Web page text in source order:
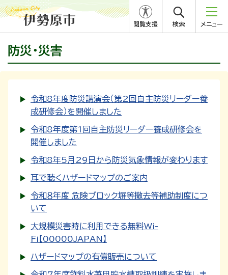
閲覧支援 検索 メニュー
防災・災害
令和8年度防災講演会（第2回自主防災リーダー養
成研修会）を開催しました
令和8年度第1回自主防災リーダー養成研修会を
開催しました
令和8年5月29日から防災気象情報が変わります
耳で聴くハザードマップのご案内
令和８年度 危険ブロック塀等撤去等補助制度につ
いて
大規模災害時に利用できる無料Wi-
Fi【00000JAPAN】
ハザードマップの有償販売について